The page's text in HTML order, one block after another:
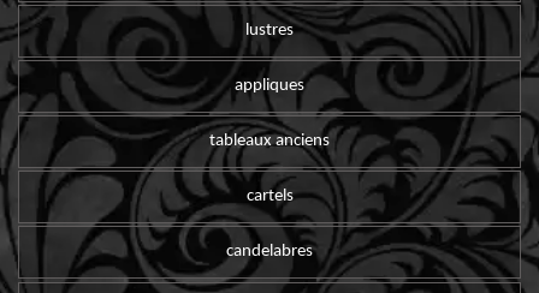
lustres
appliques
tableaux anciens
cartels
candelabres